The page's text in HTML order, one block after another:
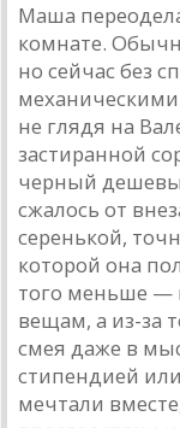
Маша
комнате.
но сейчас без
не глядя на
застиранной
черный
сжалось от
серенькой,
которой она
того меньше —
вещам, а из-за
смея даже в
стипендией
мечтали